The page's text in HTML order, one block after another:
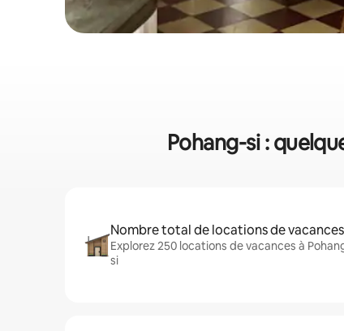
Pohang-si :
Nombre total de locations de vacances
Explorez 250 locations de vacances à
si